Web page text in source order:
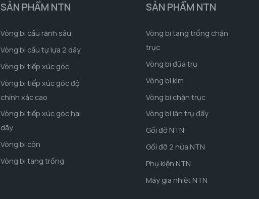
SẢN PHẨM NTN
Vòng bi cầu rãnh sâu
Vòng bi cầu tự lựa 2 dãy
Vòng bi tiếp xúc góc
Vòng bi tiếp xúc góc độ
chính xác cao
Vòng bi tiếp xúc góc hai
dãy
Vòng bi côn
Vòng bi tang trống
SẢN PHẨM NTN
Vòng bi tang trống chặn
trục
Vòng bi đũa trụ
Vòng bi kim
Vòng bi chặn trục
Vòng bi lăn trụ đẩy
Gối đỡ NTN
Gối đỡ 2 nửa NTN
Phụ kiện NTN
Máy gia nhiệt NTN